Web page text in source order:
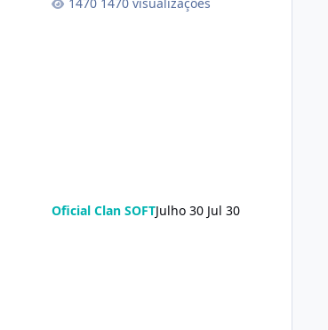
Oficial Clan SOFTJulho 30 Jul 30